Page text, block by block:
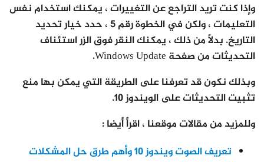
وإذا كنت تريد التراجع عن التغييرات ، يمكنك استخدام نفس
التعليمات ، ولكن في الخطوة رقم 5 ، حدد خيار تحديد
التاريخ. بدلاً من ذلك ، يمكنك النقر فوق الزر استئناف
التحديثات من صفحة Windows Update.
وبذلك نكون قد تعرفنا على الطريقة التي يمكن بها منع
تثبيت التحديثات على الويندوز 10.
وللمزيد من مقالات موقعنا ، اقرأ أيضا :
تعريف الصوت ويندوز 10 وأهم طرق حل المشكلات